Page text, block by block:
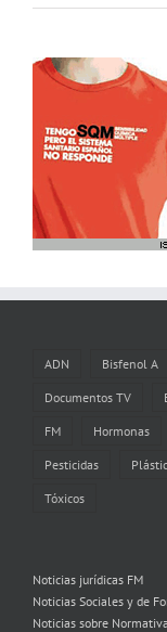
ADN Bisfenol A
Documentos TV
FM Hormonas
Pesticidas
Tóxicos
Noticias jurídicas FM
Noticias Sociales y de
Noticias sobre